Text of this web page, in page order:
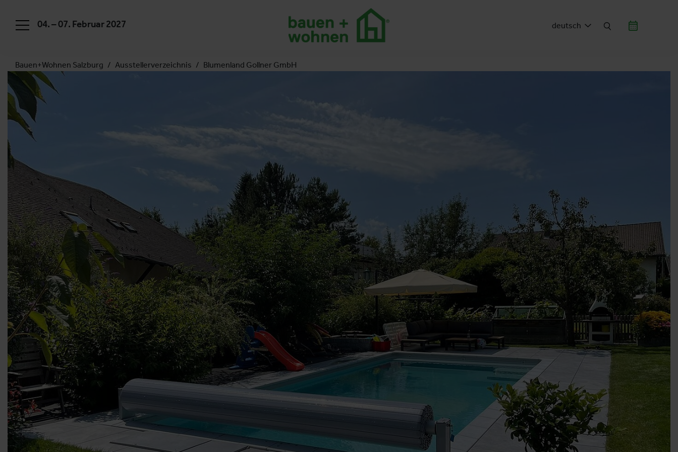
04. – 07. Februar 2027 deutsch
Bauen+Wohnen Salzburg Ausstellerverzeichnis Blumenland Gollner GmbH